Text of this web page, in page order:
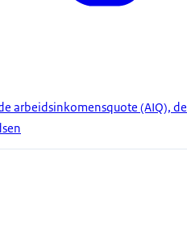
arbeidsinkomensquote (AIQ), de